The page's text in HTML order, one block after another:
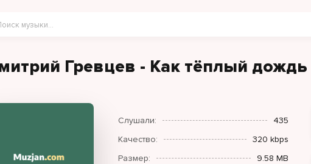
Гревцев - Как тёплый дождь
Слушали:
435
Качество:
320 kbps
Размер:
9.58 MB